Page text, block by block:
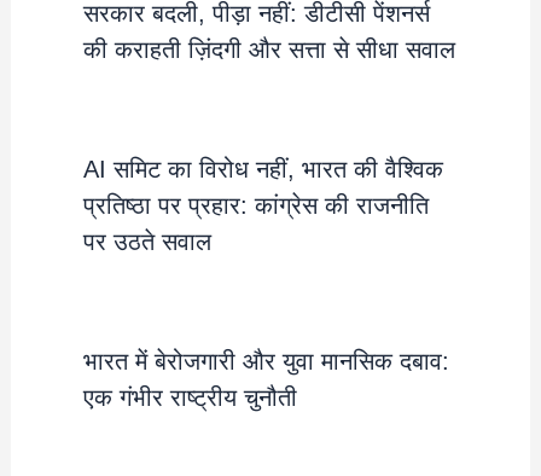
सरकार बदली, पीड़ा नहीं: डीटीसी पेंशनर्स
की कराहती ज़िंदगी और सत्ता से सीधा सवाल
AI समिट का विरोध नहीं, भारत की वैश्विक
प्रतिष्ठा पर प्रहार: कांग्रेस की राजनीति
पर उठते सवाल
भारत में बेरोजगारी और युवा मानसिक दबाव:
एक गंभीर राष्ट्रीय चुनौती